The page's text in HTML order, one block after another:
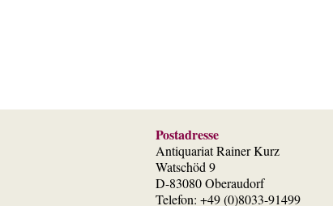
Postadresse
Antiquariat Rainer Kurz
Watschöd 9
D-83080 Oberaudorf
Telefon: +49 (0)8033-91499